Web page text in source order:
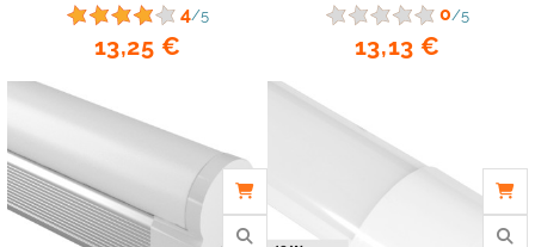
4/5
13,25 €
0/5
13,13 €